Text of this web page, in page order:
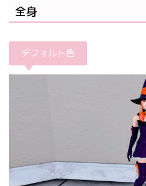
全身
デフォルト色